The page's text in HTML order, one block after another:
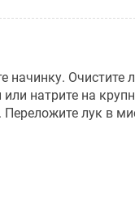
начинку. Очистите
натрите на
Переложите лук в